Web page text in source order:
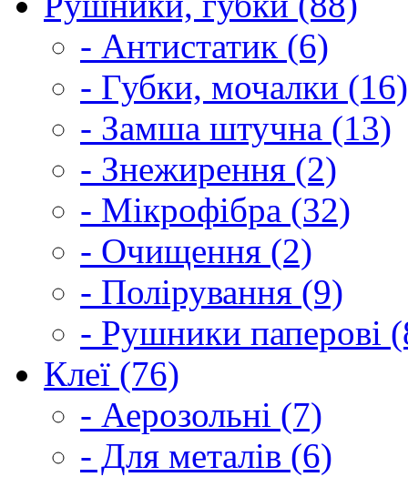
- Антистатик (6)
- Губки, мочалки (16)
- Замша штучна (13)
- Знежирення (2)
- Мікрофібра (32)
- Очищення (2)
- Полірування (9)
- Рушники паперові
Клеї (76)
- Аерозольні (7)
- Для металів (6)